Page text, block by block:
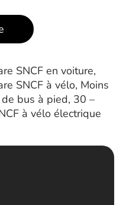
SNCF en voiture,
SNCF à vélo, Moins
bus à pied, 30 –
à vélo électrique